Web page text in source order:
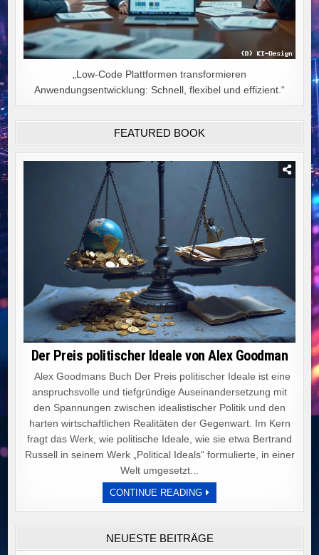
„Low-Code Plattformen transformieren
Anwendungsentwicklung: Schnell, flexibel und effizient.“
FEATURED BOOK
Der Preis politischer Ideale von Alex Goodman
Alex Goodmans Buch Der Preis politischer Ideale ist eine
anspruchsvolle und tiefgründige Auseinandersetzung mit
den Spannungen zwischen idealistischer Politik und den
harten wirtschaftlichen Realitäten der Gegenwart. Im Kern
fragt das Werk, wie politische Ideale, wie sie etwa Bertrand
Russell in seinem Werk „Political Ideals“ formulierte, in einer
Welt umgesetzt...
CONTINUE READINGDER
PREIS
POLITISCHER
VON
ALEX
NEUESTE BEITRÄGE